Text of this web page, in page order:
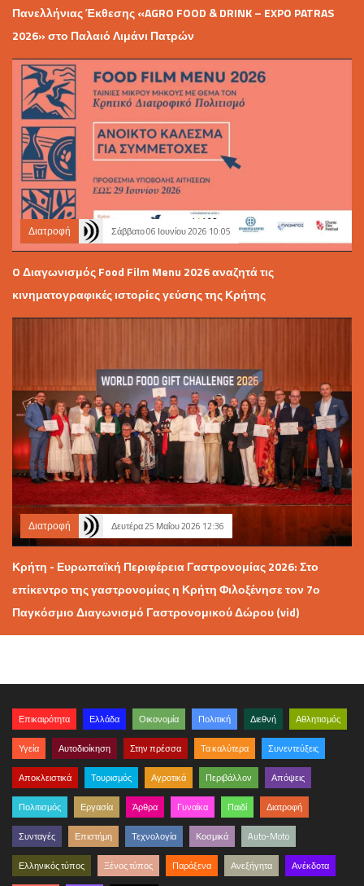
Πανελλήνιας Έκθεσης «AGRO FOOD & DRINK – EXPO PATRAS
2026» στο Παλαιό Λιμάνι Πατρών
Διατροφή Σάββατο 06 Ιουνίου 2026 10:05
O Διαγωνισμός Food Film Menu 2026 αναζητά τις
κινηματογραφικές ιστορίες γεύσης της Κρήτης
Διατροφή Δευτέρα 25 Μαΐου 2026 12:36
Κρήτη - Ευρωπαϊκή Περιφέρεια Γαστρονομίας 2026: Στο
επίκεντρο της γαστρονομίας η Κρήτη Φιλοξένησε τον 7ο
Παγκόσμιο Διαγωνισμό Γαστρονομικού Δώρου (vid)
Επικαιρότητα Ελλάδα Οικονομία Πολιτική Διεθνή Αθλητισμός
Υγεία Αυτοδιοίκηση Στην πρέσσα Τα καλύτερα Συνεντεύξεις
Αποκλειστικά Τουρισμός Αγροτικά Περιβάλλον Απόψεις
Πολιτισμός Εργασία Άρθρα Γυναίκα Παιδί Διατροφή
Συνταγές Επιστήμη Τεχνολογία Κοσμικά Auto-Moto
Ελληνικός τύπος Ξένος τύπος Παράξενα Ανεξήγητα Ανέκδοτα